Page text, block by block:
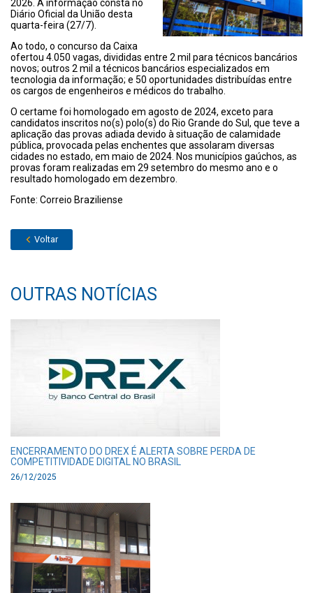
2026. A informação consta no
Diário Oficial da União desta
quarta-feira (27/7).
Ao todo, o concurso da Caixa
ofertou 4.050 vagas, divididas entre 2 mil para técnicos bancários
novos; outros 2 mil a técnicos bancários especializados em
tecnologia da informação; e 50 oportunidades distribuídas entre
os cargos de engenheiros e médicos do trabalho.
O certame foi homologado em agosto de 2024, exceto para
candidatos inscritos no(s) polo(s) do Rio Grande do Sul, que teve a
aplicação das provas adiada devido à situação de calamidade
pública, provocada pelas enchentes que assolaram diversas
cidades no estado, em maio de 2024. Nos municípios gaúchos, as
provas foram realizadas em 29 setembro do mesmo ano e o
resultado homologado em dezembro.
Fonte: Correio Braziliense
Voltar
OUTRAS NOTÍCIAS
ENCERRAMENTO DO DREX É ALERTA SOBRE PERDA DE
COMPETITIVIDADE DIGITAL NO BRASIL
26/12/2025